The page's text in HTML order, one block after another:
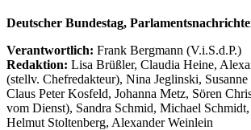
Deutscher Bundestag,
Verantwortlich: Frank Bergmann (V.i.S.d.P.)
Redaktion: Lisa Brüßler, Claudia Heine,
(stellv. Chefredakteur), Nina Jeglinski,
Claus Peter Kosfeld, Johanna Metz, Sören
vom Dienst), Sandra Schmid, Michael
Helmut Stoltenberg, Alexander Weinlein